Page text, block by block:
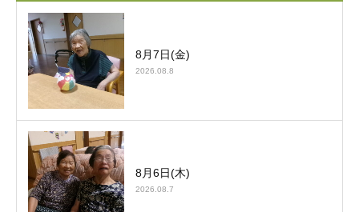
8月7日(金)
2026.08.8
8月6日(木)
2026.08.7